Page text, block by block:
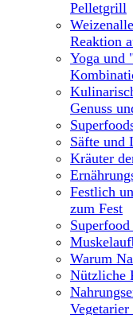
Pelletgrill
Reaktion
Yoga und
Genuss
Säfte und
Kräuter
Festlich
zum Fest
Warum
Nützliche
Vegetarier